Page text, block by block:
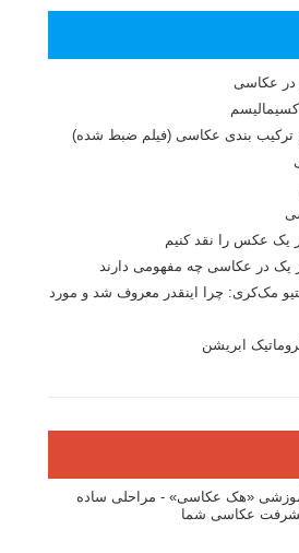
در عکاسی
ترکیب بندی عکاسی (فیلم ضبط شده)
عکس را نقد کنیم
یک در عکاسی چه مفهومی دارند
مک‌کری: چرا اینقدر معروف شد و مورد
ابریشن
«هک عکاسی» - مراحلی ساده
عکاسی شما